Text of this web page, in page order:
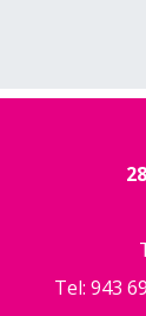
Tel: 943